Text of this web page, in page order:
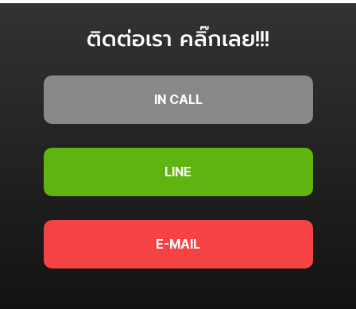
ติดต่อเรา คลิ๊กเลย!!!
IN CALL
LINE
E-MAIL